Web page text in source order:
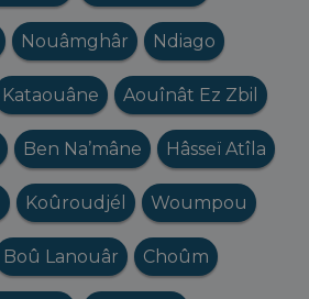
Nouâmghâr Ndiago
Kataouâne Aouînât Ez Zbil
Ben Na’mâne Hâsseï Atîla
Koûroudjél Woumpou
Boû Lanouâr Choûm